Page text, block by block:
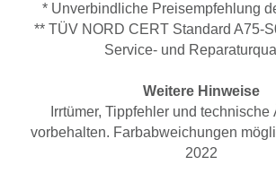
* Unverbindliche Preisempfehlung
** TÜV NORD CERT Standard A75-
Service- und
Weitere Hinweise
Irrtümer, Tippfehler und technische
vorbehalten. Farbabweichungen
2022